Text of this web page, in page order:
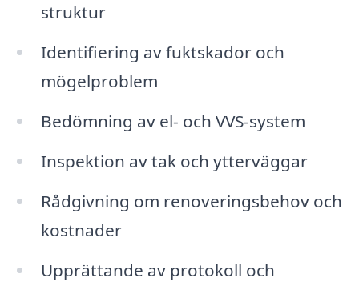
struktur
Identifiering av fuktskador och
mögelproblem
Bedömning av el- och VVS-system
Inspektion av tak och ytterväggar
Rådgivning om renoveringsbehov och
kostnader
Upprättande av protokoll och